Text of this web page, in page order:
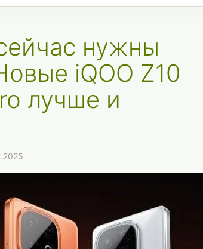
нужны
iQOO Z10
лучше и